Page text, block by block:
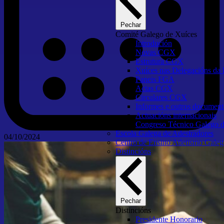
Pechar
Comité Galego de Xuíces
Introdución
Novas CGX
Estrutura CGX
Xuíces nas Delegacións da
Paneis FGA
Actas CGX
Circulares CGX
Informes e outros
Actuacións internacionais
Congreso Técnico Galego
Escola Galega de Adestradores
Centro de Ensino Atletismo
Distincións
Pechar
Distincións
Presidente Honorario
04/10/2024